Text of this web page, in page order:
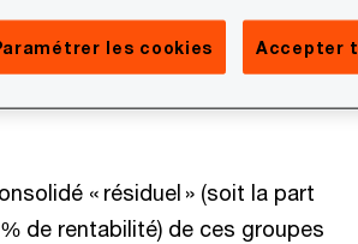
dans le monde, dont moins
France.
« résiduel » (soit la part
de rentabilité) de ces groupes
les cookies Accepter